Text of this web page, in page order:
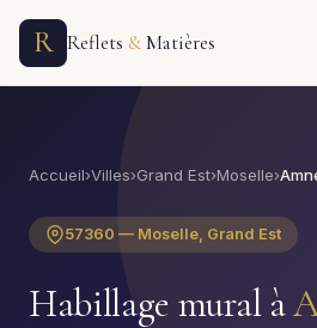
R Reflets &Matières
Accueil›Villes›Grand Est›Moselle›
57360 — Moselle, Grand Est
Habillage mural à